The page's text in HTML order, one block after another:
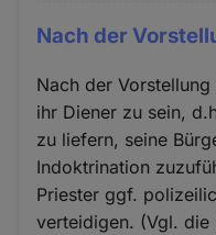
Nach der
Nach der
ihr Diener zu sein,
zu liefern, seine
Indoktrination
Priester ggf.
verteidigen. (Vgl. die